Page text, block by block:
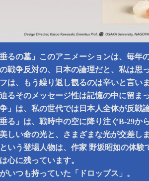
垂るの墓」このアニメーションは、毎年
戦争反対の、日本の論理だと、私は思
は、もう繰り返し観るのは辛いと言い
るそのメッセージ性は記憶の中に留ま
争」は、私の世代では日本人全体が反戦
垂る」は、戦時中の空に降り注ぐB-29か
しい命の光と、さまざまな光が交差し
いう登場人物は、作家 野坂昭如の体験
心に残っています。
いつも持っていた「ドロップス」。